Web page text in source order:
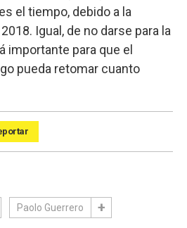
el tiempo, debido a la
Igual, de no darse para la
importante para que el
pueda retomar cuanto
Paolo Guerrero